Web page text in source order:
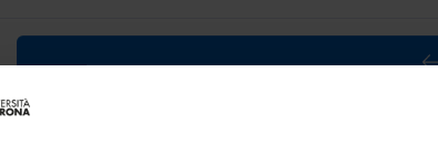
Programming Challanges